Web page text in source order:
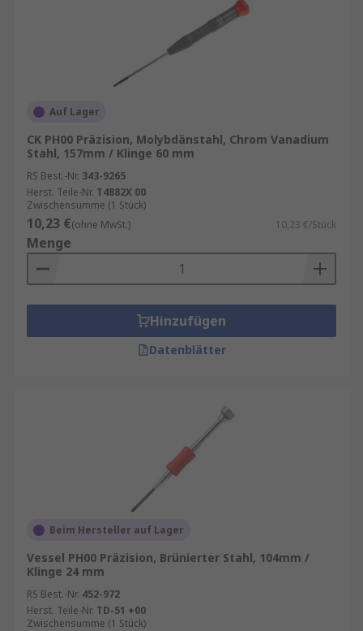
Auf Lager
CK PH00 Präzision, Molybdänstahl, Chrom Vanadium
Stahl, 157mm / Klinge 60 mm
RS Best.-Nr. 343-9265
Herst. Teile-Nr. T4882X 00
Zwischensumme (1 Stück)
10,23 €(ohne MwSt.) 10,23 €/Stück
Menge
Hinzufügen
Datenblätter
Beim Hersteller auf Lager
Vessel PH00 Präzision, Brünierter Stahl, 104mm /
Klinge 24 mm
RS Best.-Nr. 452-972
Herst. Teile-Nr. TD-51 +00
Zwischensumme (1 Stück)